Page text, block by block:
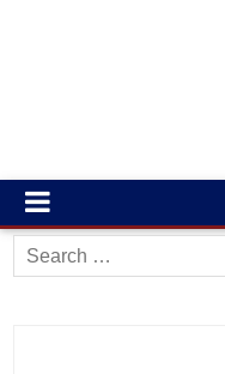
Search
for: